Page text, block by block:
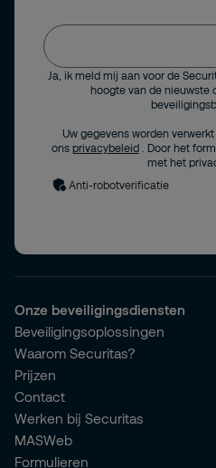
Ja, ik meld mij aan voor de
hoogte van de nieuwste
Uw gegevens worden
ons privacybeleid
. Door het
met het
Anti-robotverificatie
Onze beveiligingsdiensten
Beveiligingsoplossingen
Waarom Securitas?
Prijzen
Contact
Werken bij Securitas
MASWeb
Formulieren